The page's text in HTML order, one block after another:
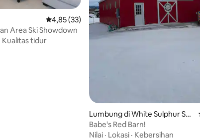
Nilai rata-rata 4,85 dari 5, 33 ulasan
4,85 (33)
Area Ski Showdown
Kualitas tidur
Lumbung di White Sulphur Spri
ngs
Babe's Red Barn!
Nilai · Lokasi · Kebersihan